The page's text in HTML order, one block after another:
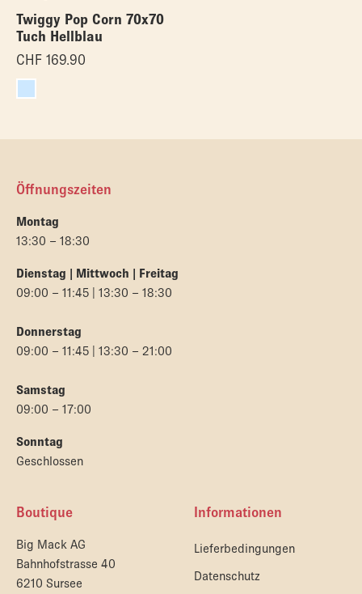
Twiggy Pop Corn 70x70
Tuch Hellblau
CHF 169.90
Öffnungszeiten
Montag
13:30 – 18:30
Dienstag | Mittwoch | Freitag
09:00 – 11:45 | 13:30 – 18:30
Donnerstag
09:00 – 11:45 | 13:30 – 21:00
Samstag
09:00 – 17:00
Sonntag
Geschlossen
Boutique
Big Mack AG
Bahnhofstrasse 40
6210 Sursee
Informationen
Lieferbedingungen
Datenschutz